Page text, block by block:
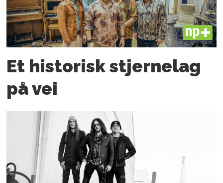
PLUS
Et historisk stjernelag
på vei